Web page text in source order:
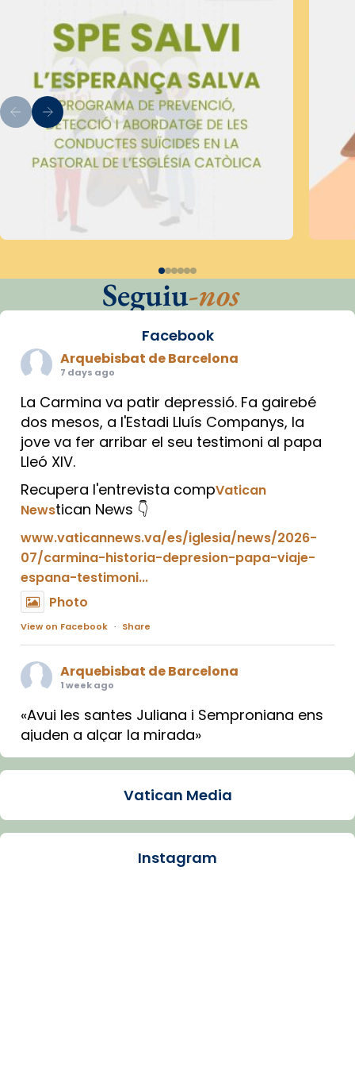
Seguiu-nos
Facebook
Arquebisbat de Barcelona
7 days ago
La Carmina va patir depressió. Fa gairebé
dos mesos, a l'Estadi Lluís Companys, la
jove va fer arribar el seu testimoni al papa
Lleó XIV.
Recupera l'entrevista compVatican
Newstican News 👇
www.vaticannews.va/es/iglesia/news/2026-
07/carmina-historia-depresion-papa-viaje-
espana-testimoni...
Photo
View on Facebook · Share
Arquebisbat de Barcelona
1 week ago
«Avui les santes Juliana i Semproniana ens
ajuden a alçar la mirada»
Mons. Sergi Gordo, bisbe de Tortosa, ha
Santes de Mataró.
🔗tinyurl.com/cvu5jmbk
Vatican Media
Instagram